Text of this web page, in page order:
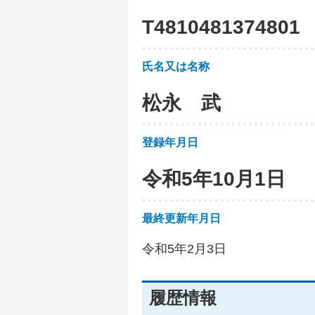
T4810481374801
氏名又は名称
松永 武
登録年月日
令和5年10月1日
最終更新年月日
令和5年2月3日
履歴情報